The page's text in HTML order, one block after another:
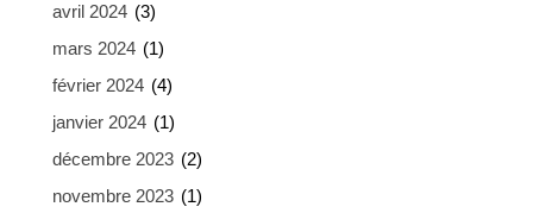
avril 2024 (3)
mars 2024 (1)
février 2024 (4)
janvier 2024 (1)
décembre 2023 (2)
novembre 2023 (1)